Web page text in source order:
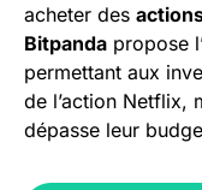
acheter des
Bitpanda propose
permettant aux
de l’action Netflix,
dépasse leur